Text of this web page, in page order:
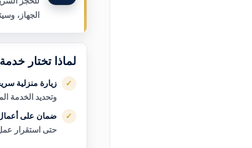
الجهاز،
لماذا تختار
✓ زيارة منزلية
وتحديد الخدمة
✓ ضمان على أعمال
حتى استقرار